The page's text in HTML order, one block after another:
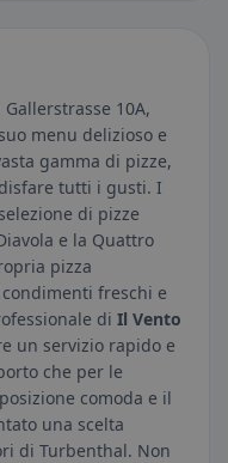
10A,
menu delizioso e
gamma di pizze,
tutti i gusti. I
di pizze
e la Quattro
pizza
freschi e
di Il Vento
un servizio rapido e
che per le
comoda e il
una scelta
di Turbenthal. Non